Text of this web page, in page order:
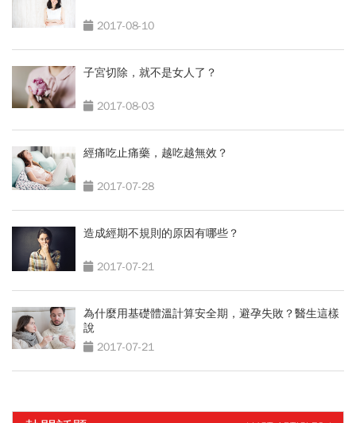
2017-08-10
子宮切除，就不是女人了？
2017-08-03
經痛吃止痛藥，越吃越無效？
2017-07-28
造成經期不規則的原因有哪些？
2017-07-21
為什麼用基礎體溫計算安全期，避孕失敗？醫生這樣
說
2017-07-21